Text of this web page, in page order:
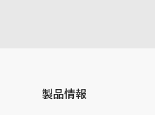
製品情報